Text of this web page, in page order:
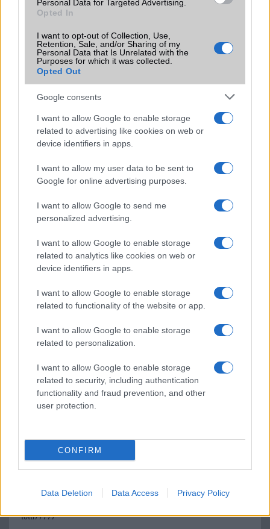
Personal Data for Targeted Advertising.
Opted In
I want to opt-out of Collection, Use,
Retention, Sale, and/or Sharing of my
Personal Data that Is Unrelated with the
Purposes for which it was collected.
Opted Out
Google consents
I want to allow Google to enable storage
related to advertising like cookies on web or
device identifiers in apps.
I want to allow my user data to be sent to
Google for online advertising purposes.
I want to allow Google to send me
personalized advertising.
I want to allow Google to enable storage
related to analytics like cookies on web or
device identifiers in apps.
I want to allow Google to enable storage
related to functionality of the website or app.
I want to allow Google to enable storage
related to personalization.
I want to allow Google to enable storage
related to security, including authentication
functionality and fraud prevention, and other
user protection.
CONFIRM
Data Deletion Data Access Privacy Policy
Dorina
2009-4-26 9:25:47 PM
Láttam egy hasonlót (vagy ugyanilyen ) telefon a Lurdy házban
adrián
2009-11-26 6:52:16
tudok ilyen telefont vadónat ujjan dobozban de csak nagyobb
mennyiségben jó az ára (10db)40ezerft/DB darabonként 50ezerFT
TEL:06309756487
adrián000
2009-11-30 14:35:03
akinek van ijen teloja irjon és irja le az msn cimét vagy skayp cimét.
Zollerz
2010-1-17 20:52:47
érdekel msn:wicc@citromail.hu
Hmmm
Az egyik munkatársamnak van ilyen telója!Naggyon király!!!40.000-
et ajánlottam neki de nem adta!(kis piszok!)Itt is van néhány hirdető
totti77777